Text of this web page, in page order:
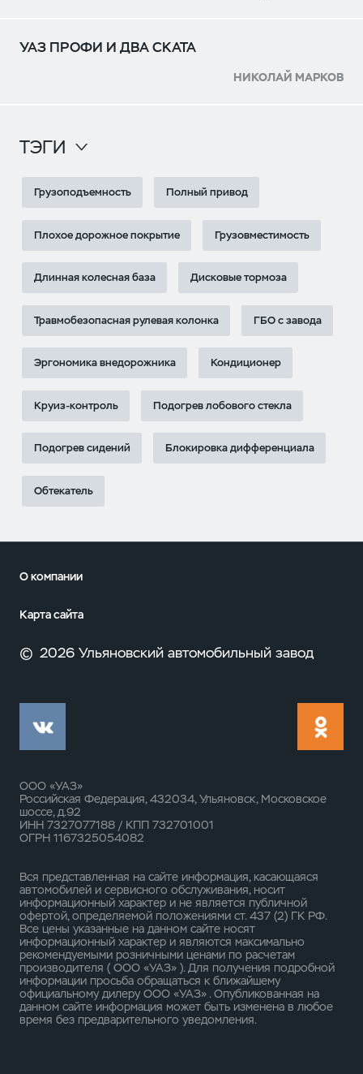
УАЗ ПРОФИ И ДВА СКАТА
НИКОЛАЙ МАРКОВ
ТЭГИ
Грузоподъемность Полный привод
Плохое дорожное покрытие Грузовместимость
Длинная колесная база Дисковые тормоза
Травмобезопасная рулевая колонка ГБО с завода
Эргономика внедорожника Кондиционер
Круиз-контроль Подогрев лобового стекла
Подогрев сидений Блокировка дифференциала
Обтекатель
О компании
Карта сайта
© 2026 Ульяновский автомобильный завод
ООО «УАЗ»
Российская Федерация, 432034, Ульяновск, Московское
шоссе, д.92
ИНН 7327077188 / КПП 732701001
ОГРН 1167325054082
Вся представленная на сайте информация, касающаяся
автомобилей и сервисного обслуживания, носит
информационный характер и не является публичной
офертой, определяемой положениями ст. 437 (2) ГК РФ.
Все цены указанные на данном сайте носят
информационный характер и являются максимально
рекомендуемыми розничными ценами по расчетам
производителя ( ООО «УАЗ» ). Для получения подробной
информации просьба обращаться к ближайшему
официальному дилеру ООО «УАЗ» . Опубликованная на
данном сайте информация может быть изменена в любое
время без предварительного уведомления.